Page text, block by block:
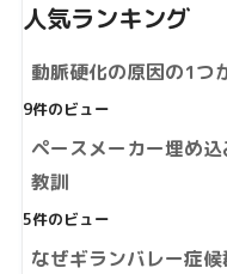
人気ランキング
動脈硬化の原因の1つ
9件のビュー
ペースメーカー埋め
教訓
5件のビュー
なぜギランバレー症